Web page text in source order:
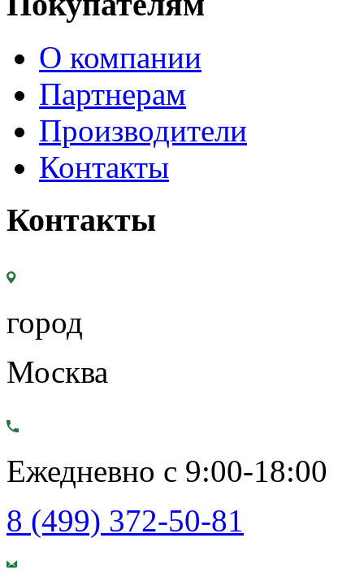
О компании
Партнерам
Производители
Контакты
Контакты
город
Москва
Ежедневно с 9:00-18:00
8 (499) 372-50-81